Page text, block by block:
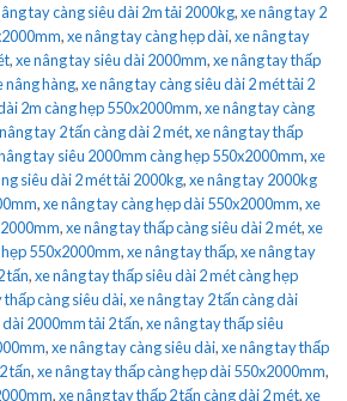
tay càng siêu dài 2m tải 2000kg,xe nâng tay 2
,xe nâng tay càng hẹp dài,xe nâng tay
,xe nâng tay siêu dài 2000mm,xe nâng tay thấp
nâng hàng,xe nâng tay càng siêu dài 2 mét tải 2
2m càng hẹp 550x2000mm,xe nâng tay càng
tay 2 tấn càng dài 2 mét,xe nâng tay thấp
tay siêu 2000mm càng hẹp 550x2000mm,xe
siêu dài 2 mét tải 2000kg,xe nâng tay 2000kg
,xe nâng tay càng hẹp dài 550x2000mm,xe
,xe nâng tay thấp càng siêu dài 2 mét,xe
550x2000mm,xe nâng tay thấp,xe nâng tay
tấn,xe nâng tay thấp siêu dài 2 mét càng hẹp
thấp càng siêu dài,xe nâng tay 2 tấn càng dài
2000mm tải 2 tấn,xe nâng tay thấp siêu
,xe nâng tay càng siêu dài,xe nâng tay thấp
tấn,xe nâng tay thấp càng hẹp dài 550x2000mm,
,xe nâng tay thấp 2 tấn càng dài 2 mét,xe